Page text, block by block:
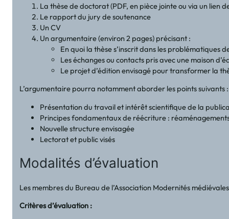
La thèse de doctorat (PDF, en pièce jointe ou via un lien
Le rapport du jury de soutenance
Un CV
Un argumentaire (environ 2 pages) précisant :
En quoi la thèse s’inscrit dans les problématiques
Les échanges ou contacts pris avec une maison
Le projet d’édition envisagé pour transformer la
L’argumentaire pourra notamment aborder les points suivants :
Présentation du travail et intérêt scientifique de la
Principes fondamentaux de réécriture :
Nouvelle structure envisagée
Lectorat et public visés
Modalités d’évaluation
Les membres du Bureau de l’Association Modernités
Critères d’évaluation :